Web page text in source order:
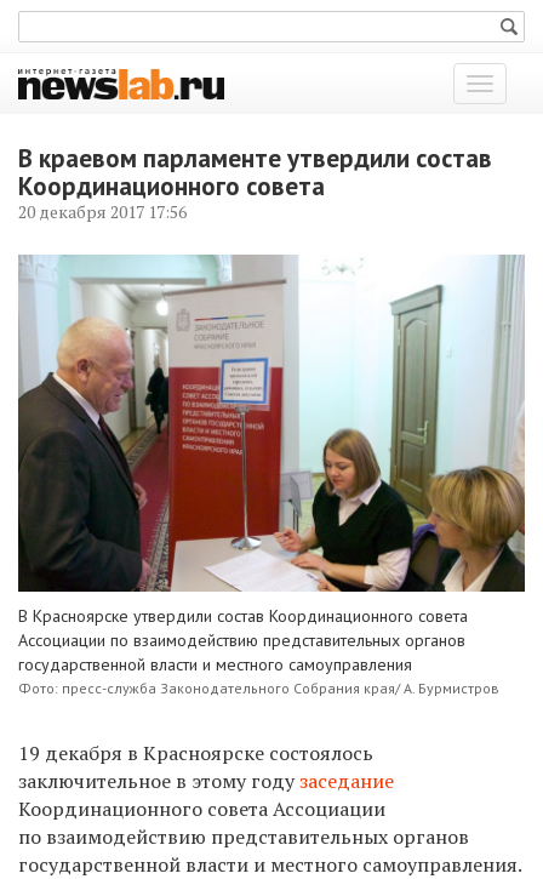
Показать
меню
В краевом парламенте утвердили состав
Координационного совета
20 декабря 2017 17:56
В Красноярске утвердили состав Координационного совета
Ассоциации по взаимодействию представительных органов
государственной власти и местного самоуправления
Фото: пресс-служба Законодательного Собрания края/ А. Бурмистров
19 декабря в Красноярске состоялось
заключительное в этому годузаседание
Координационного совета Ассоциации
по взаимодействию представительных органов
государственной власти и местного самоуправления.